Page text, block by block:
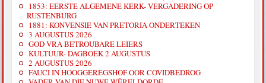
1853: EERSTE ALGEMENE KERK- VERGADERING OP
RUSTENBURG
1881: KONVENSIE VAN PRETORIA ONDERTEKEN
3 AUGUSTUS 2026
GOD VRA BETROUBARE LEIERS
KULTUUR- DAGBOEK 2 AUGUSTUS
2 AUGUSTUS 2026
FAUCI IN HOOGGEREGSHOF OOR COVIDBEDROG